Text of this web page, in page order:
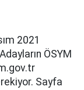
2021
ÖSYM
Sayfa